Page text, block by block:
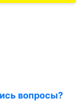
вопросы?